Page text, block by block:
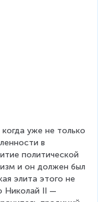
уже не только
в
политической
и он должен был
элита этого не
Николай II —